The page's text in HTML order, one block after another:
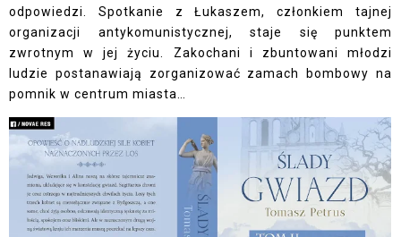
odpowiedzi. Spotkanie z Łukaszem, członkiem tajnej
organizacji antykomunistycznej, staje się punktem
zwrotnym w jej życiu. Zakochani i zbuntowani młodzi
ludzie postanawiają zorganizować zamach bombowy na
pomnik w centrum miasta…